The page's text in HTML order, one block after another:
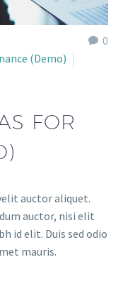
0
(Demo)
FOR
auctor aliquet.
auctor, nisi elit
id elit. Duis sed odio
mauris.